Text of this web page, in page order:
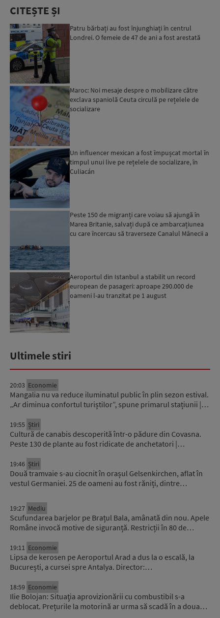
CITEȘTE ȘI
Patru bărbați au fost înjunghiați în centrul
Londrei. O femeie de 47 de ani a fost arestată
Maroc: Noi mesaje despre o mobilizare către
exclava spaniolă Ceuta circulă pe rețelele de
socializare
Un influencer mexican a fost împușcat mortal în
timpul unui live pe rețelele de socializare, în
Culiacán
Peste 150 de migranți care voiau să ajungă în
Marea Britanie, salvați după ce ambarcațiunea
cu care încercau să traverseze Canalul Mânecii a
Aeroportul din Istanbul a stabilit un record
european de pasageri: aproape 290.000 de
oameni l-au tranzitat pe 1 august
Ultimele stiri
20:03 Economie
Mangalia nu va reduce iluminatul public în plin sezon estival.
„Ar diminua confortul turiștilor”, spune primarul stațiunii |…
19:55 Știri
Cultură de canabis descoperită într-o pădure din Covasna.
Peste 130 de plante au fost ridicate de anchetatori |…
19:46 Știri
Două tramvaie s-au ciocnit în orașul Gelsenkirchen, aflat în
vestul Germaniei. 25 de oameni au fost răniți, dintre…
19:27 Mediu
Scufundarea barjelor pe Brațul Bala, amânată din nou. Apele
Române invocă motive de siguranță. Restricții în 80 de…
19:11 Economie
Lipsa de kerosen pe Aeroportul Arad a dus la o escală, la
București, a cursei spre Antalya. Director:…
18:59 Economie
Ilie Bolojan: Situaţia aprovizionării cu combustibil s-a
deblocat. Prețurile la motorină ar urma să scadă în a doua…